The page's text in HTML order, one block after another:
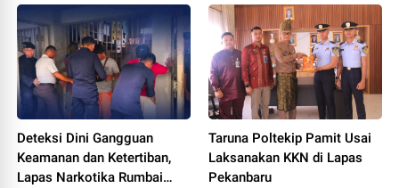
Deteksi Dini Gangguan
Keamanan dan Ketertiban,
Lapas Narkotika Rumbai
Taruna Poltekip Pamit Usai
Laksanakan KKN di Lapas
Pekanbaru